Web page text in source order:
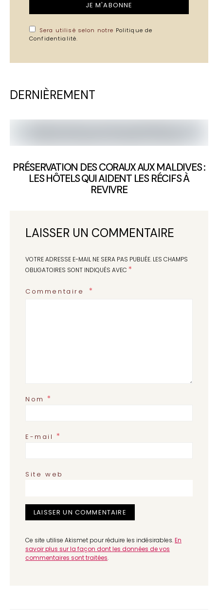
JE M'ABONNE
Sera utilisé selon notre Politique de
Confidentialité.
DERNIÈREMENT
PRÉSERVATION DES CORAUX AUX MALDIVES :
LES HÔTELS QUI AIDENT LES RÉCIFS À
REVIVRE
LAISSER UN COMMENTAIRE
VOTRE ADRESSE E-MAIL NE SERA PAS PUBLIÉE. LES CHAMPS
OBLIGATOIRES SONT INDIQUÉS AVEC *
Commentaire
Nom*
E-mail*
Site web
Ce site utilise Akismet pour réduire les indésirables.En
savoir plus sur la façon dont les données de vos
commentaires sont traitées.